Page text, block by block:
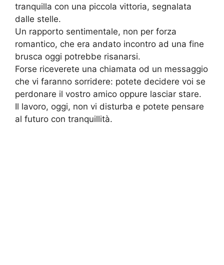
tranquilla con una piccola vittoria, segnalata
dalle stelle.
Un rapporto sentimentale, non per forza
romantico, che era andato incontro ad una fine
brusca oggi potrebbe risanarsi.
Forse riceverete una chiamata od un messaggio
che vi faranno sorridere: potete decidere voi se
perdonare il vostro amico oppure lasciar stare.
Il lavoro, oggi, non vi disturba e potete pensare
al futuro con tranquillità.